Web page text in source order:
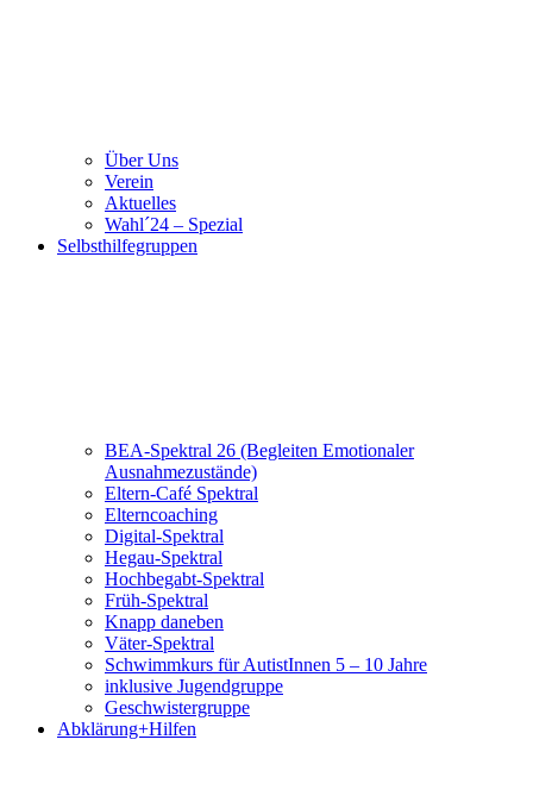
Über Uns
Verein
Aktuelles
Wahl´24 – Spezial
Selbsthilfegruppen
BEA-Spektral 26 (Begleiten Emotionaler
Ausnahmezustände)
Eltern-Café Spektral
Elterncoaching
Digital-Spektral
Hegau-Spektral
Hochbegabt-Spektral
Früh-Spektral
Knapp daneben
Väter-Spektral
Schwimmkurs für AutistInnen 5 – 10 Jahre
inklusive Jugendgruppe
Geschwistergruppe
Abklärung+Hilfen